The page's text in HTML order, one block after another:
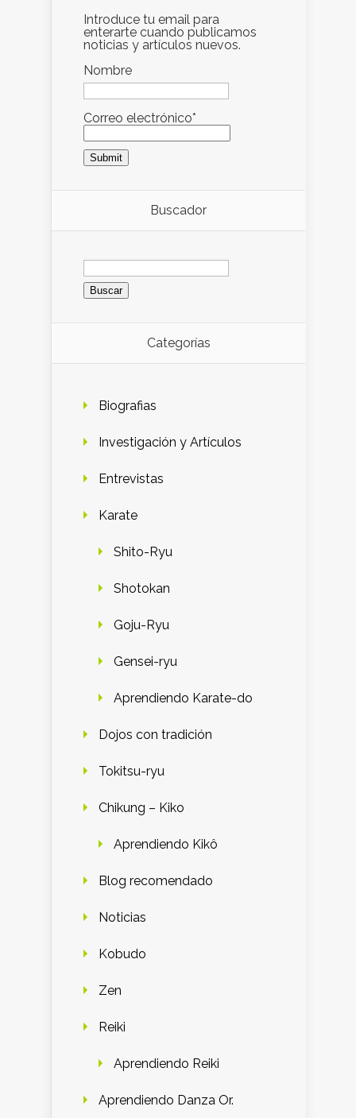
Introduce tu email para
enterarte cuando publicamos
noticias y artículos nuevos.
Nombre
Correo electrónico*
Buscador
Buscar:
Categorías
Biografias
Investigación y Artículos
Entrevistas
Karate
Shito-Ryu
Shotokan
Goju-Ryu
Gensei-ryu
Aprendiendo Karate-do
Dojos con tradición
Tokitsu-ryu
Chikung – Kiko
Aprendiendo Kikô
Blog recomendado
Noticias
Kobudo
Zen
Reiki
Aprendiendo Reiki
Aprendiendo Danza Or.